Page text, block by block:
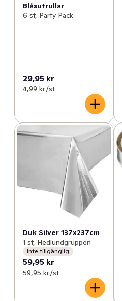
Blåsutrullar
6 st, Party Pack
29,95 kr
4,99 kr /st
Duk Silver 137x237cm
1 st, Hedlundgruppen
Inte tillgänglig
59,95 kr
59,95 kr /st